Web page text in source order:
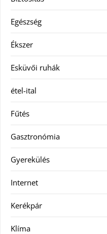
Egészség
Ékszer
Esküvői ruhák
étel-ital
Fűtés
Gasztronómia
Gyerekülés
Internet
Kerékpár
Klíma